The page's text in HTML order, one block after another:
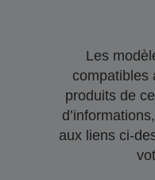
Les
compatibles
produits de
aux liens ci-